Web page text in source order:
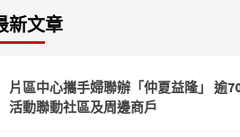
新文章
片區中心攜手婦聯辦「仲夏益隆」 逾
活動聯動社區及周邊商戶